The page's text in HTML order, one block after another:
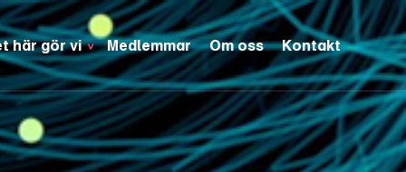
här gör vi Medlemmar Om oss Kontakt